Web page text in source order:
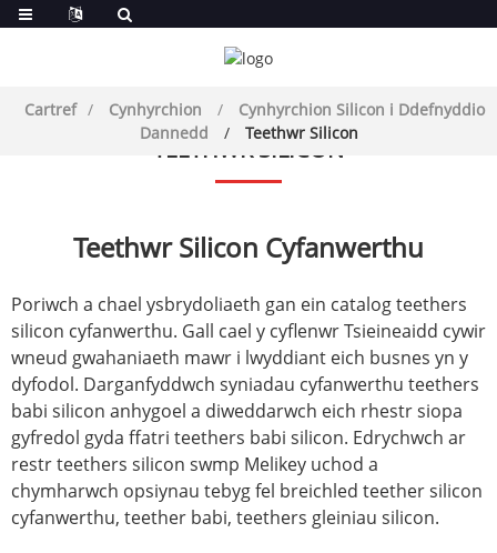
Cartref Cynhyrchion
Cynhyrchion Silicon i Ddefnyddio
Dannedd
Teethwr Silicon
TEETHWR SILICON
Teethwr Silicon Cyfanwerthu
Poriwch a chael ysbrydoliaeth gan ein catalog teethers
silicon cyfanwerthu. Gall cael y cyflenwr Tsieineaidd cywir
wneud gwahaniaeth mawr i lwyddiant eich busnes yn y
dyfodol. Darganfyddwch syniadau cyfanwerthu teethers
babi silicon anhygoel a diweddarwch eich rhestr siopa
gyfredol gyda ffatri teethers babi silicon. Edrychwch ar
restr teethers silicon swmp Melikey uchod a
chymharwch opsiynau tebyg fel breichled teether silicon
cyfanwerthu, teether babi, teethers gleiniau silicon.